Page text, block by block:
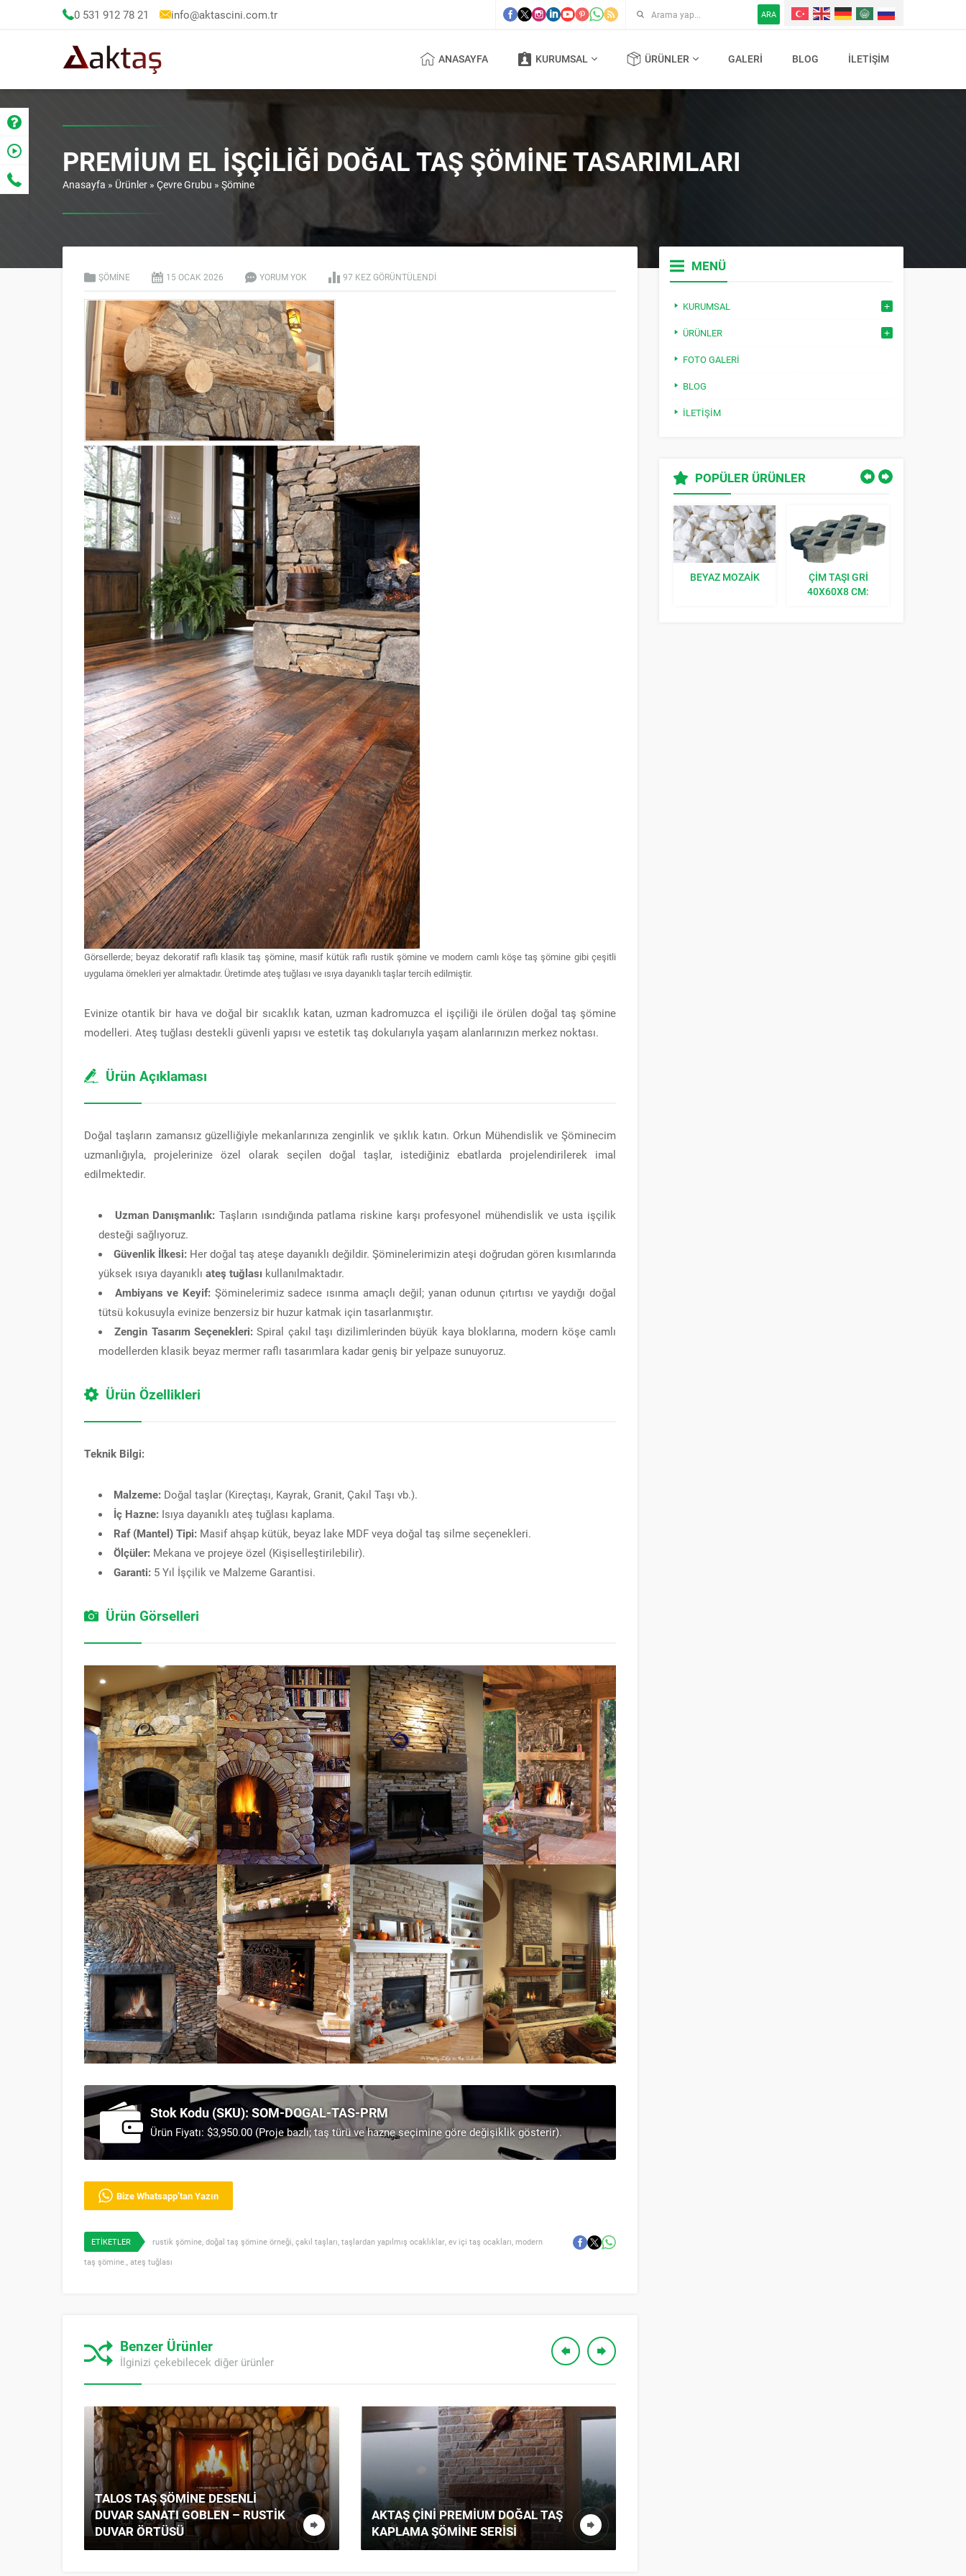
0 531 912 78 21 info@aktascini.com.tr ARA
ANASAYFA KURUMSAL ÜRÜNLER GALERI BLOG İLETIŞIM
PREMIUM EL İŞÇILIĞI DOĞAL TAŞ ŞÖMINE TASARIMLARI
Anasayfa » Ürünler » Çevre Grubu » Şömine
ŞÖMINE 15 OCAK 2026 YORUM YOK 97 KEZ GÖRÜNTÜLENDI
Görsellerde; beyaz dekoratif raflı klasik taş şömine, masif kütük raflı rustik şömine ve modern camlı köşe taş şömine gibi çeşitli
uygulama örnekleri yer almaktadır. Üretimde ateş tuğlası ve ısıya dayanıklı taşlar tercih edilmiştir.
Evinize otantik bir hava ve doğal bir sıcaklık katan, uzman kadromuzca el işçiliği ile örülen doğal taş şömine
modelleri. Ateş tuğlası destekli güvenli yapısı ve estetik taş dokularıyla yaşam alanlarınızın merkez noktası.
Ürün Açıklaması
Doğal taşların zamansız güzelliğiyle mekanlarınıza zenginlik ve şıklık katın. Orkun Mühendislik ve Şöminecim
uzmanlığıyla, projelerinize özel olarak seçilen doğal taşlar, istediğiniz ebatlarda projelendirilerek imal
edilmektedir.
Uzman Danışmanlık: Taşların ısındığında patlama riskine karşı profesyonel mühendislik ve usta işçilik
desteği sağlıyoruz.
Güvenlik İlkesi: Her doğal taş ateşe dayanıklı değildir. Şöminelerimizin ateşi doğrudan gören kısımlarında
yüksek ısıya dayanıklı ateş tuğlası kullanılmaktadır.
Ambiyans ve Keyif:Şöminelerimiz sadece ısınma amaçlı değil; yanan odunun çıtırtısı ve yaydığı doğal
tütsü kokusuyla evinize benzersiz bir huzur katmak için tasarlanmıştır.
Zengin Tasarım Seçenekleri:Spiral çakıl taşı dizilimlerinden büyük kaya bloklarına, modern köşe camlı
modellerden klasik beyaz mermer raflı tasarımlara kadar geniş bir yelpaze sunuyoruz.
Ürün Özellikleri
Teknik Bilgi:
Malzeme: Doğal taşlar (Kireçtaşı, Kayrak, Granit, Çakıl Taşı vb.).
İç Hazne: Isıya dayanıklı ateş tuğlası kaplama.
Raf (Mantel) Tipi: Masif ahşap kütük, beyaz lake MDF veya doğal taş silme seçenekleri.
Ölçüler: Mekana ve projeye özel (Kişiselleştirilebilir).
Garanti: 5 Yıl İşçilik ve Malzeme Garantisi.
Ürün Görselleri
Stok Kodu (SKU): SOM-DOGAL-TAS-PRM
Ürün Fiyatı: $3,950.00 (Proje bazlı; taş türü ve hazne seçimine göre değişiklik gösterir).
Bize Whatsapp’tan Yazın
ETİKETLER rustik şömine, doğal taş şömine örneği, çakıl taşları, taşlardan yapılmış ocaklıklar, ev içi taş ocakları, modern
taş şömine., ateş tuğlası
Benzer Ürünler
İlginizi çekebilecek diğer ürünler
TALOS TAŞ ŞÖMINE DESENLI
DUVAR SANATI GOBLEN – RUSTIK
DUVAR ÖRTÜSÜ
AKTAŞ ÇINI PREMIUM DOĞAL TAŞ
KAPLAMA ŞÖMINE SERISI
MENÜ
KURUMSAL
ÜRÜNLER
FOTO GALERI
BLOG
İLETIŞIM
POPÜLER ÜRÜNLER
BEYAZ MOZAIK
ÇIM TAŞI GRI
40X60X8 CM: